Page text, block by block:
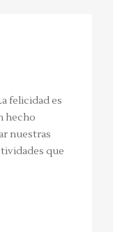
felicidad es
hecho
nuestras
que